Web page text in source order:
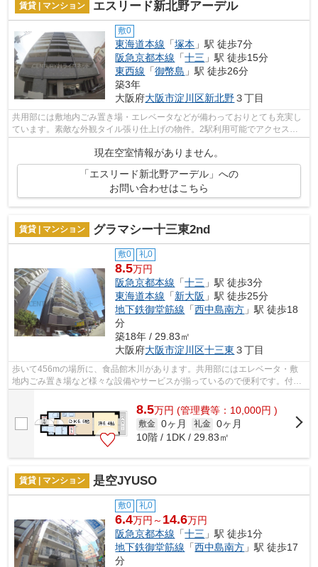
賃貸 | マンション エスリード新北野アーデル
敷0
東海道本線 「塚本 」駅 徒歩7分
阪急京都本線 「十三 」駅 徒歩15分
東西線 「御幣島 」駅 徒歩26分
築3年
大阪府大阪市淀川区新北野３丁目
共用部には敷地内ごみ置き場・エレベータなどが備わっておりとても充実し
ています。素敵な外観タイル張り仕上げの物件。2駅利用可能でアクセスの
現在空室情報がありません。
「エスリード新北野アーデル」への
お問い合わせはこちら
賃貸 | マンション グラマシー十三東2nd
敷0 礼0
8.5万円
阪急京都本線 「十三 」駅 徒歩3分
東海道本線 「新大阪 」駅 徒歩25分
地下鉄御堂筋線 「西中島南方 」駅 徒歩18
分
築18年 / 29.83㎡
大阪府大阪市淀川区十三東 ３丁目
歩いて456mの場所に、食品館木川があります。共用部にはエレベータ・敷
地内ごみ置き場など様々な設備やサービスが揃っているので便利です。付近
に駅が2つあるので、経路を用途や行き先...
8.5万円 (管理費等：10,000円 )
敷金 0ヶ月 礼金 0ヶ月
10階 / 1DK / 29.83㎡
賃貸 | マンション 是空JYUSO
敷0 礼0
6.4万円～ 14.6万円
阪急京都本線 「十三 」駅 徒歩1分
地下鉄御堂筋線 「西中島南方 」駅 徒歩17
分